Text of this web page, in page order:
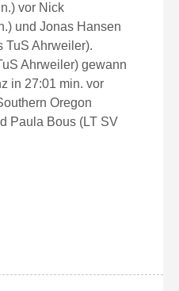
vor Nick
und Jonas Hansen
TuS Ahrweiler).
Ahrweiler) gewann
in 27:01 min. vor
Oregon
Paula Bous (LT SV